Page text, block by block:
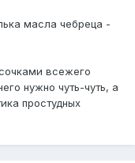
масла чебреца -
всежего
нужно чуть-чуть, а
простудных